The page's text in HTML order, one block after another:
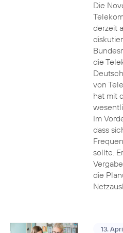
Die
derzeit
die
von
hat mit
Im
dass
sollte.
die
13.